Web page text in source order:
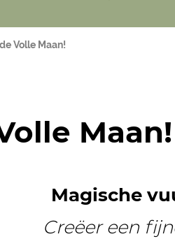
Volle Maan!
Maan!
Magische
Creëer een